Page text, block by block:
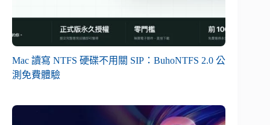
Mac 讀寫 NTFS 硬碟不用關 SIP：BuhoNTFS 2.0 公
測免費體驗